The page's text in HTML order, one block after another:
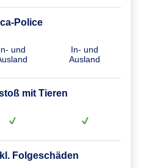
Police
und
In- und
Ausland
mit Tieren
Folgeschäden